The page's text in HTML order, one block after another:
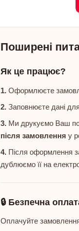
Поширені
Як це працює?
1.Оформлюєте
2.Заповнюєте дані
3.Ми друкуємо Ваш
після замовлення у
4.Після оформлення
дублюємо її на
🔒 Безпечна
Оплачуйте